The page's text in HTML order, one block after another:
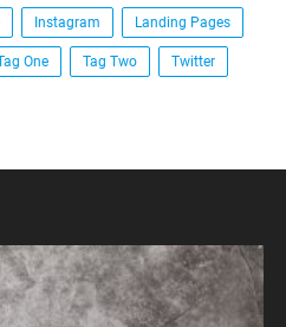
Instagram Landing Pages
One Tag Two Twitter